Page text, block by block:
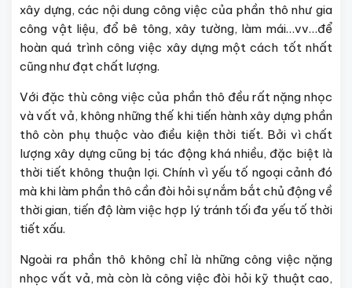
xây dựng, các nội dung công việc của phần thô như gia
công vật liệu, đổ bê tông, xây tường, làm mái…vv…để
hoàn quá trình công việc xây dựng một cách tốt nhất
cũng như đạt chất lượng.
Với đặc thù công việc của phần thô đều rất nặng nhọc
và vất vả, không những thế khi tiến hành xây dựng phần
thô còn phụ thuộc vào điều kiện thời tiết. Bởi vì chất
lượng xây dựng cũng bị tác động khá nhiều, đặc biệt là
thời tiết không thuận lợi. Chính vì yếu tố ngoại cảnh đó
mà khi làm phần thô cần đòi hỏi sự nắm bắt chủ động về
thời gian, tiến độ làm việc hợp lý tránh tối đa yếu tố thời
tiết xấu.
Ngoài ra phần thô không chỉ là những công việc nặng
nhọc vất vả, mà còn là công việc đòi hỏi kỹ thuật cao,